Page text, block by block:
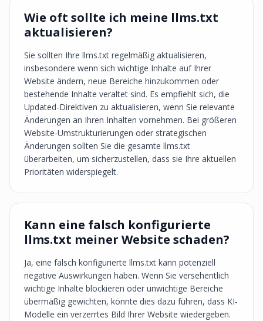
Wie oft sollte ich meine llms.txt
aktualisieren?
Sie sollten Ihre llms.txt regelmäßig aktualisieren,
insbesondere wenn sich wichtige Inhalte auf Ihrer
Website ändern, neue Bereiche hinzukommen oder
bestehende Inhalte veraltet sind. Es empfiehlt sich, die
Updated-Direktiven zu aktualisieren, wenn Sie relevante
Änderungen an Ihren Inhalten vornehmen. Bei größeren
Website-Umstrukturierungen oder strategischen
Änderungen sollten Sie die gesamte llms.txt
überarbeiten, um sicherzustellen, dass sie Ihre aktuellen
Prioritäten widerspiegelt.
Kann eine falsch konfigurierte
llms.txt meiner Website schaden?
Ja, eine falsch konfigurierte llms.txt kann potenziell
negative Auswirkungen haben. Wenn Sie versehentlich
wichtige Inhalte blockieren oder unwichtige Bereiche
übermäßig gewichten, könnte dies dazu führen, dass KI-
Modelle ein verzerrtes Bild Ihrer Website wiedergeben.